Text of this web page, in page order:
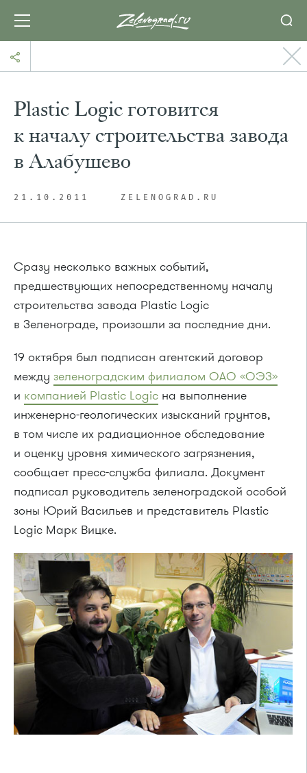
Plastic Logic готовится
к началу строительства завода
в Алабушево
21.10.2011 ZELENOGRAD.RU
Сразу несколько важных событий,
предшествующих непосредственному началу
строительства завода Plastic Logic
в Зеленограде, произошли за последние дни.
19 октября был подписан агентский договор
между зеленоградским филиалом ОАО «ОЭЗ»
и компанией Plastic Logic на выполнение
инженерно-геологических изысканий грунтов,
в том числе их радиационное обследование
и оценку уровня химического загрязнения,
сообщает пресс-служба филиала. Документ
подписал руководитель зеленоградской особой
зоны Юрий Васильев и представитель Plastic
Logic Марк Вицке.